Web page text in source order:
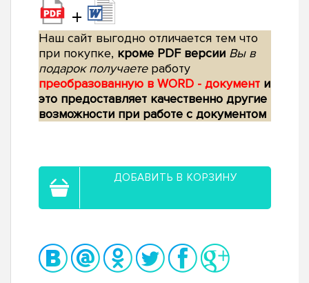
+
Наш сайт выгодно отличается тем что
при покупке, кроме PDF версии Вы в
подарок получаетеработу
преобразованную в WORD - документ и
это предоставляет качественно другие
возможности при работе с документом
ДОБАВИТЬ В КОРЗИНУ